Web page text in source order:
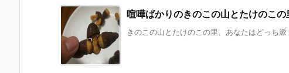
喧嘩ばかりのきのこの山とたけのこ
きのこの山とたけのこの里、あなたはどっち